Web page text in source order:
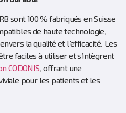
sont 100 % fabriqués en Suisse
de haute technologie,
la qualité et l’efficacité. Les
faciles à utiliser et s’intègrent
CODONIS, offrant une
pour les patients et les